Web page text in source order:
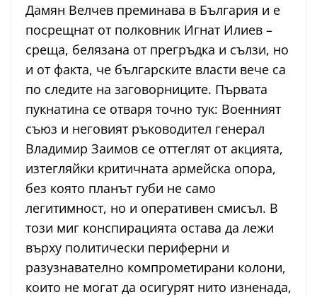
Дамян Велчев преминава в България и е
посрещнат от полковник Игнат Илиев –
среща, белязана от прегръдка и сълзи, но
и от факта, че българските власти вече са
по следите на заговорниците. Първата
пукнатина се отваря точно тук: Военният
съюз и неговият ръководител генерал
Владимир Заимов се оттеглят от акцията,
изтегляйки критичната армейска опора,
без която планът губи не само
легитимност, но и оперативен смисъл. В
този миг конспирацията остава да лежи
върху политически периферни и
разузнавателно компрометирани колони,
които не могат да осигурят нито изненада,